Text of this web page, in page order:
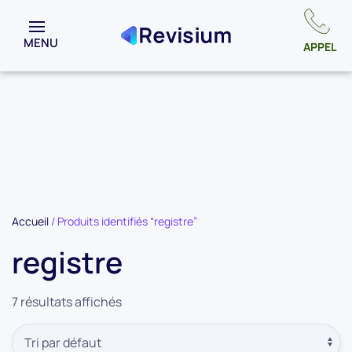
MENU APPEL
Accueil / Produits identifiés “registre”
registre
7 résultats affichés